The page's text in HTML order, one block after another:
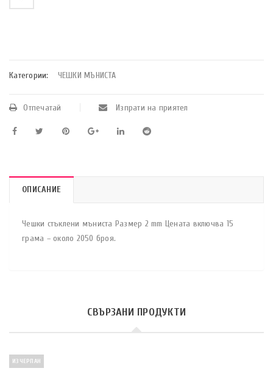
Категории: ЧЕШКИ МЪНИСТА
Отпечатай Изпрати на приятел
ОПИСАНИЕ
Чешки стъклени мъниста Размер 2 mm Цената включва 15
грама – около 2050 броя.
СВЪРЗАНИ ПРОДУКТИ
ИЗЧЕРПАН